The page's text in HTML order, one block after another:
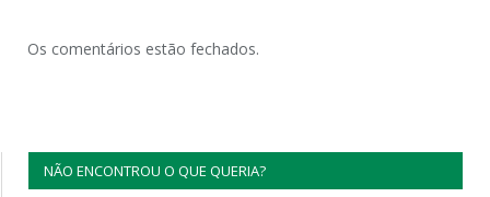
Os comentários estão fechados.
NÃO ENCONTROU O QUE QUERIA?